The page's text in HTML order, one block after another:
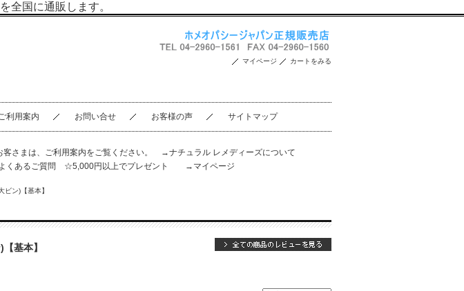
全国に通販します。
マイページ カートをみる
利用案内 お問い合せ お客様の声 サイトマップ
さまは、 ご利用案内をご覧ください。
→ナチュラル レメディーズについて
くあるご質問 ☆5,000円以上でプレゼント →マイページ
ビン)【基本】
基本】